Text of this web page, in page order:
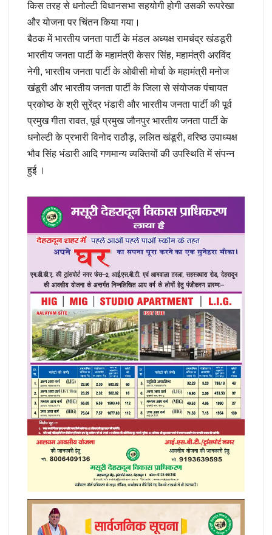
किस तरह से धनोल्टी विधानसभा सहयोगी होगी उसकी रूपरेखा
और योजना पर चिंतन किया गया।
बैठक में भारतीय जनता पार्टी के मंडल अध्यक्ष रामचंद्र खंडडूरी
भारतीय जनता पार्टी के महामंत्री केसर सिंह, महामंत्री अरविंद
नेगी, भारतीय जनता पार्टी के ओबीसी मोर्चा के महामंत्री मनोज
खंडूरी और भारतीय जनता पार्टी के जिला से संयोजक पंचायत
प्रकोष्ठ के श्री सुरेंद्र भंडारी और भारतीय जनता पार्टी की पूर्व
प्रमुख गीता रावत, पूर्व प्रमुख जौनपुर भारतीय जनता पार्टी के
धनोल्टी के प्रभारी विनोद राठौड़, ललित खंडूरी, वरिष्ठ उपाध्यक्ष
भौव सिंह भंडारी आदि गणमान्य व्यक्तियों की उपस्थिति में संपन्न
हुई ।